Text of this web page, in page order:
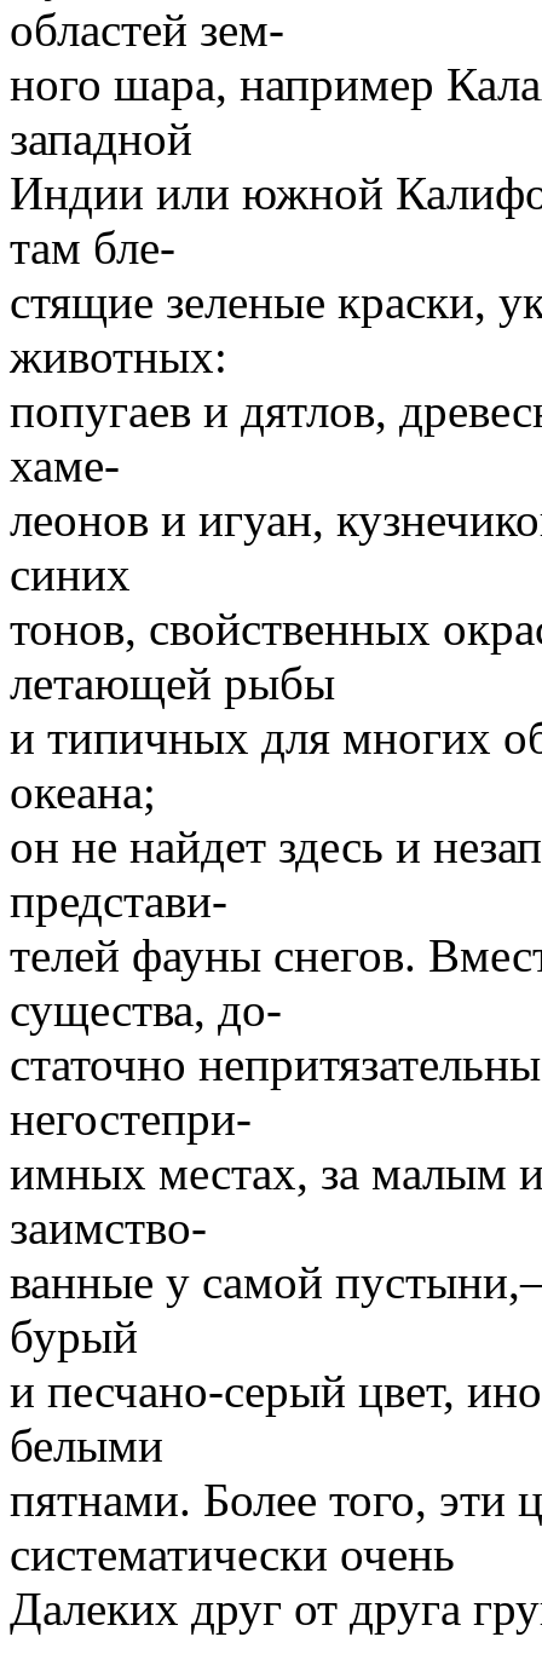
областей зем-
ного шара, например
западной
Индии или южной
там бле-
стящие зеленые краски,
животных:
попугаев и дятлов,
хаме-
леонов и игуан,
синих
тонов, свойственных
летающей рыбы
и типичных для многих
океана;
он не найдет здесь и
представи-
телей фауны снегов.
существа, до-
статочно
негостепри-
имных местах, за малым
заимство-
ванные у самой
бурый
и песчано-серый цвет,
белыми
пятнами. Более того, эти
систематически очень
Далеких друг от друга